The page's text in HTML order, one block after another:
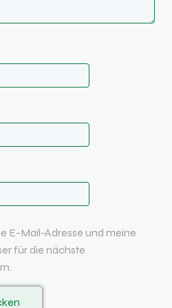
E-Mail-Adresse und meine
für die nächste